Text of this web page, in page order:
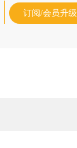
订阅/会员升级